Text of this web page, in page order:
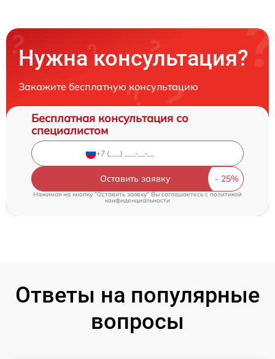
Нужна консультация?
Закажите бесплатную консультацию
Бесплатная консультация со
специалистом
Оставить заявку
Нажимая на кнопку "Оставить заявку" Вы соглашаетесь cполитикой
конфиденциальности
Ответы на популярные
вопросы